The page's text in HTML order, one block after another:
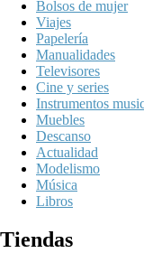
Bolsos de mujer
Viajes
Papelería
Manualidades
Televisores
Cine y series
Instrumentos
Muebles
Descanso
Actualidad
Modelismo
Música
Libros
Tiendas